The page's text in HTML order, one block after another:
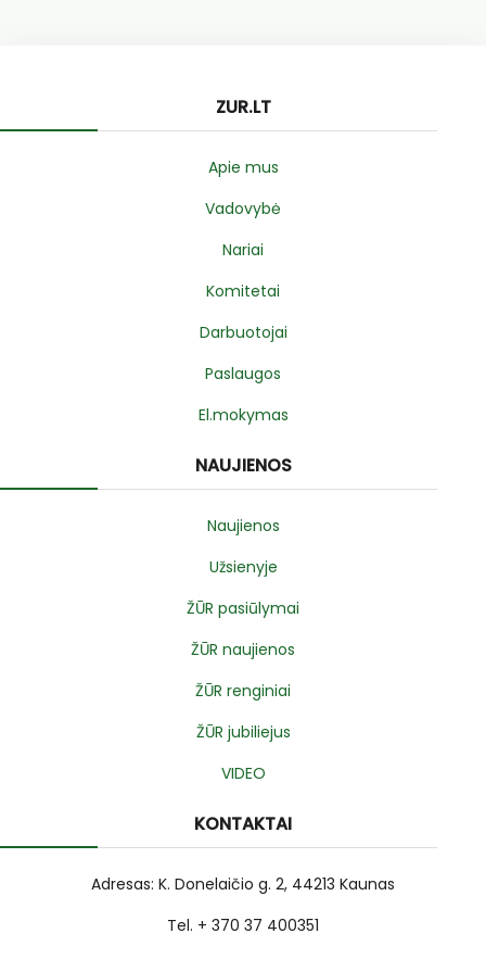
ZUR.LT
Apie mus
Vadovybė
Nariai
Komitetai
Darbuotojai
Paslaugos
El.mokymas
NAUJIENOS
Naujienos
Užsienyje
ŽŪR pasiūlymai
ŽŪR naujienos
ŽŪR renginiai
ŽŪR jubiliejus
VIDEO
KONTAKTAI
Adresas: K. Donelaičio g. 2, 44213 Kaunas
Tel. + 370 37 400351